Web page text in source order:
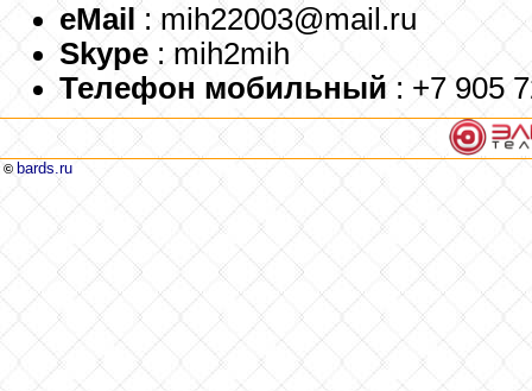
eMail : mih22003@mail.ru
Skype : mih2mih
Телефон мобильный : +7 905
© bards.ru